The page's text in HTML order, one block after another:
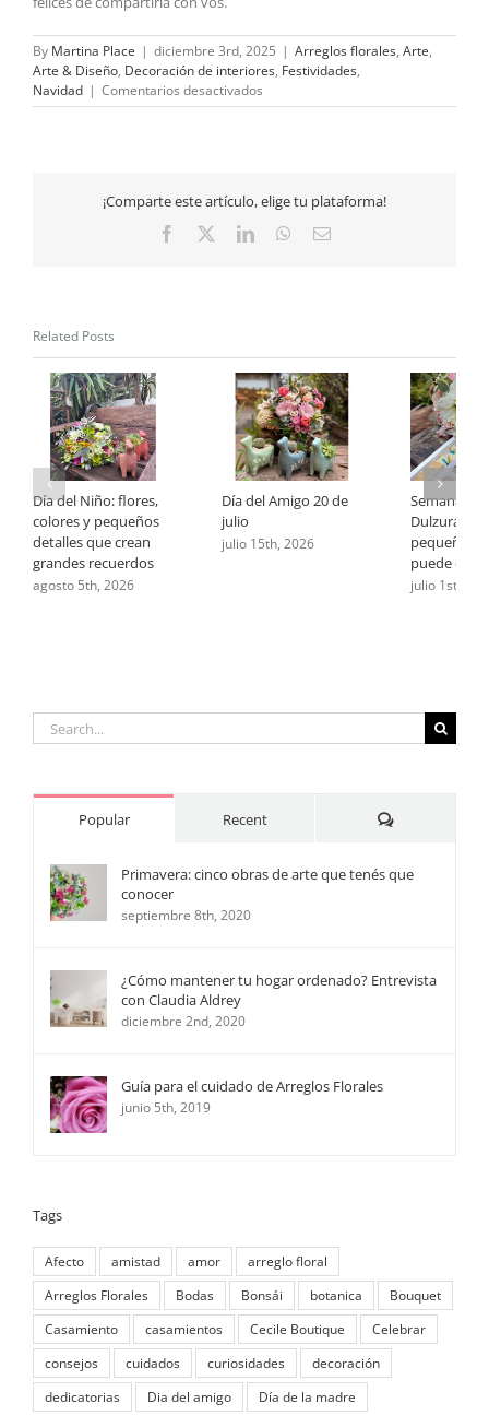
By Martina Place | diciembre 3rd, 2025 | Arreglos florales, Arte,
Arte & Diseño, Decoración de interiores, Festividades,
Navidad | Comentarios desactivados
¡La
cecileboutique.com!
¡Comparte este artículo, elige tu plataforma!
Facebook LinkedInWhatsApp
Email
Related Posts
Día del Niño: flores,
colores y pequeños
detalles que crean
grandes recuerdos
agosto 5th, 2026
Día del Amigo 20 de
julio
julio 15th, 2026
Semana de
Dulzura:
pequeño
puede
julio 1st,
Search
for:
Popular Recent Comments
Primavera: cinco obras de arte que tenés que
conocer
septiembre 8th, 2020
¿Cómo mantener tu hogar ordenado? Entrevista
con Claudia Aldrey
diciembre 2nd, 2020
Guía para el cuidado de Arreglos Florales
junio 5th, 2019
Tags
Afecto amistad amor
arreglo floral
Arreglos Florales
Bodas Bonsái botanica
Bouquet
Casamiento
casamientos Cecile Boutique
Celebrar
consejos
cuidados curiosidades
decoración
dedicatorias
Dia del amigo
Día de la madre